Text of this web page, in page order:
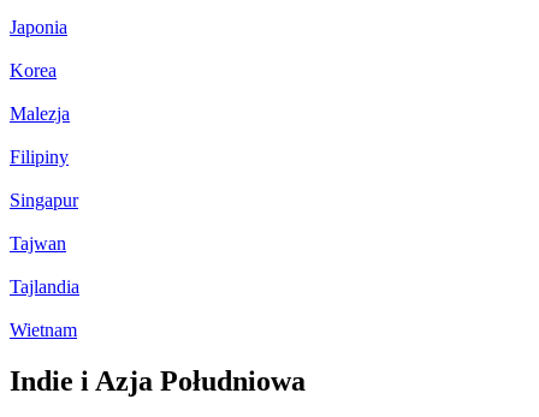
Japonia
Korea
Malezja
Filipiny
Singapur
Tajwan
Tajlandia
Wietnam
Indie i Azja Południowa